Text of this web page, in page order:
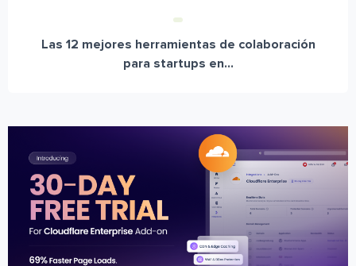
Las 12 mejores herramientas de colaboración
para startups en...